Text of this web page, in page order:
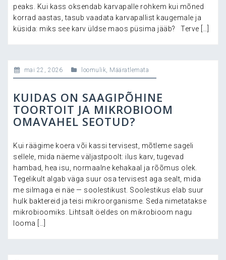
peaks. Kui kass oksendab karvapalle rohkem kui mõned
korrad aastas, tasub vaadata karvapallist kaugemale ja
küsida: miks see karv üldse maos püsima jääb? Terve […]
mai 22, 2026 loomulik, Määratlemata
KUIDAS ON SAAGIPÕHINE
TOORTOIT JA MIKROBIOOM
OMAVAHEL SEOTUD?
Kui räägime koera või kassi tervisest, mõtleme sageli
sellele, mida näeme väljastpoolt: ilus karv, tugevad
hambad, hea isu, normaalne kehakaal ja rõõmus olek.
Tegelikult algab väga suur osa tervisest aga sealt, mida
me silmaga ei näe — soolestikust. Soolestikus elab suur
hulk baktereid ja teisi mikroorganisme. Seda nimetatakse
mikrobioomiks. Lihtsalt öeldes on mikrobioom nagu
looma […]